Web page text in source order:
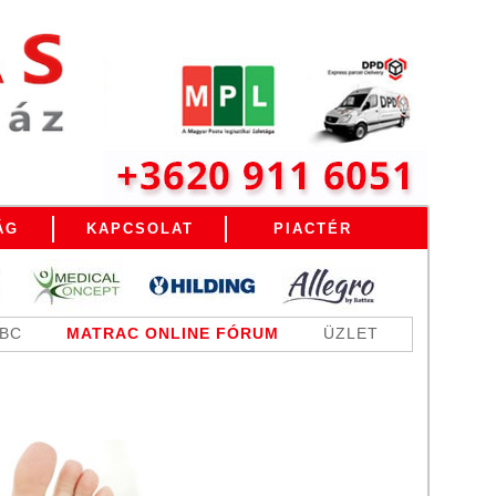
KAPCSOLAT PIACTÉR
MATRAC ONLINE FÓRUM ÜZLET